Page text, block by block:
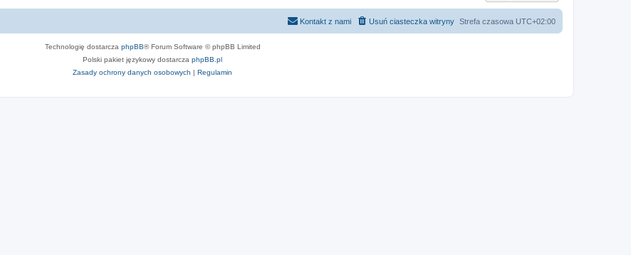
Strefa czasowa UTC+02:00
Usuń ciasteczka witryny
Kontakt z nami
Technologię dostarcza phpBB® Forum Software © phpBB Limited
Polski pakiet językowy dostarcza phpBB.pl
Zasady ochrony danych osobowych | Regulamin